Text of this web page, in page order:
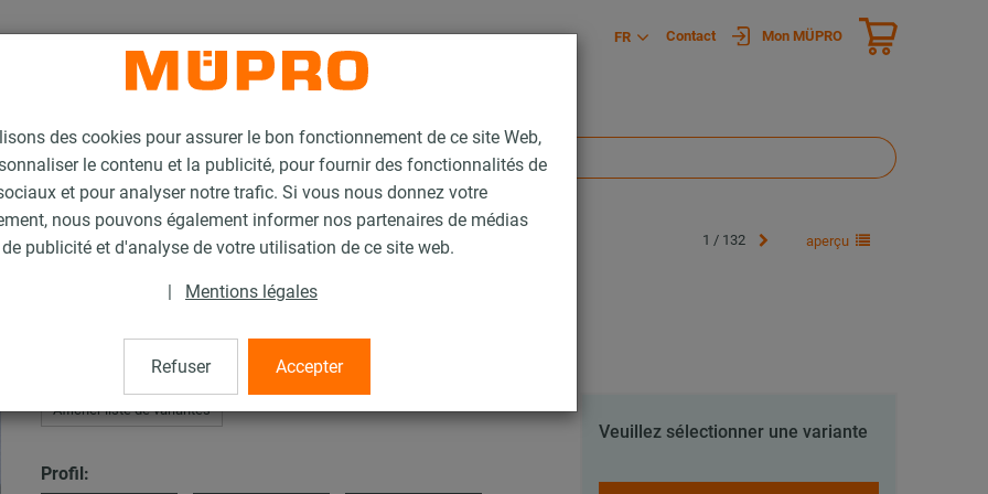
des cookies pour assurer le bon fonctionnement de ce site Web,
le contenu et la publicité, pour fournir des fonctionnalités de
et pour analyser notre trafic. Si vous nous donnez votre
nous pouvons également informer nos partenaires de médias
publicité et d'analyse de votre utilisation de ce site web.
| Mentions légales
Refuser Accepter
FR Contact Mon MÜPRO
MPC 1 / 132 aperçu
Afficher liste de variantes
Profil:
Veuillez sélectionner une variante